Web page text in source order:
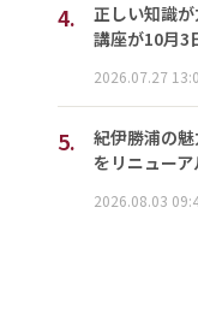
4.
正しい知識
講座が10月3
2026.07.27
5.
紀伊勝浦の
をリニューア
2026.08.03